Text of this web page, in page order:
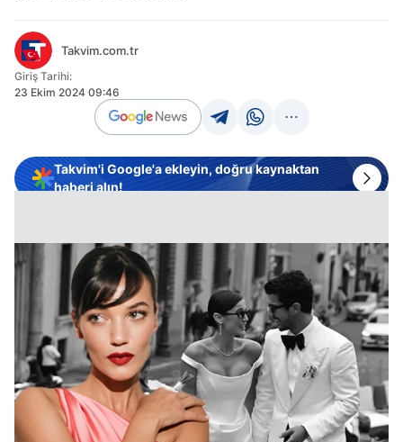
Takvim.com.tr
Giriş Tarihi:
23 Ekim 2024 09:46
Takvim'i Google'a ekleyin, doğru kaynaktan
haberi alın!